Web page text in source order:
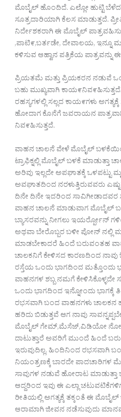
ಮೊಬೈಲ್ ಹೊಂದಿದೆ. ಎಲ್ಲೋ ಹುಟ್ಟಿ
ಸೂತ್ರದಾರಿಯಾಗಿ ಕೆಲಸ ಮಾಡುತ್ತದೆ.
ನಿರ್ದೇಶಕರಾಗಿ ಈ ಮೊಬೈಲ್
,ಪಾಟಿ೯,ಬರ್ತಡೇ, ದೇವಾಲಯ, ಇನ್ನೂ
ಕಳಿಸುವ ಆಹ್ವಾನ ಪತ್ರಿಕೆಯ ಪಾತ್ರವನ್ನು
ಪ್ರಿಯತಮೆ ಮತ್ತು ಪ್ರಿಯಕರನ ನಡುವೆ
ಬಹು ಮುಖ್ಯವಾಗಿ
ರಹಸ್ಯಗಳಲ್ಲಿ ಸಲ್ಲದ ಕಾಯ೯ಗಳು
ಹೋದಾಗ ಕೊನೆಗೆ ಜವರಾಯನ
ನಿವ೯ಹಿಸುತ್ತದೆ.
ವಾಹನ ಚಾಲನೆ ವೇಳೆ ಮೊಬೈಲ್
ಟ್ರಾಫಿಕ್ನಲ್ಲಿ ಮೊಬೈಲ್ ಬಳಕೆ
ಅರಿವು ಇಲ್ಲದೇ ಅಪಘಾತಕ್ಕೆ ಒಳಪಟ್ಟು
ಅವಘಾತದಿಂದ ನರಳುತ್ತಿರುವವರು
ದಿನೇ ದಿನೇ ಇದರಿಂದ ಸಾವಿಗೀಡಾದವರ
ವಾಹನ ಚಾಲನೆ ಮಾಡುವಾಗ ಮೊಬೈಲ್
ಬ್ಯಾಸರವನ್ನು ನೀಗಲು ಇಯರ್ರ್ಪೋನ್
ಅಥವಾ ಬೇರೊಬ್ಬರ ಬಳೀ ಪೋನ್ ನಲ್ಲಿ
ಮಾಡಬೇಕಾದರೆ ಹಿಂದೆ ಬರುವಂತಹ
ಚಾಲಕನಿಗೆ ಕೇಳಿಸದ ಕಾರಣದಿಂದ
ರಸ್ತೆಯ ಒಂದು ಭಾಗದಿಂದ ಮತ್ತೊಂದು
ವಾಹನಗಳ ಶಬ್ಬ ನಮಗೆ ಕೇಳಿಸಿಕೊಳ್ಳದೇ
ಒಂದು ಭಾಗದಿಂದ ಇನ್ನೋಂದು ಭಾಗಕ್ಕೆ
ರಭಸವಾಗಿ ಬಂದ ವಾಹನಗಳು
ಹರಿದು ಬಿಡುತ್ತವೆ ಆಗ ನಾವು
ಮೊಬೈಲ್ ಗೇಮ್,ಮೆಸೆಜ್,ವಿಡಿಯೋ
ದಾಟುತ್ತಾರೆ ಅವರಿಗೆ ಮುಂದೆ ಹಿಂದೆ
ಇರುವುದಿಲ್ಲ. ಹಿಂದಿನಿಂದ ರಭಸವಾಗಿ
ನಿಯಂತ್ರಣಕ್ಕೆ ಬಾರದೇ ಪಾದಚಾರಿಗಳ
ಸಾವುಗಳ ನಡುವೆ ಹೋರಾಟ ಮಾಡುತ್ತಾ
ಆದ್ದರಿಂದ ಇವು ಈ ಎಲ್ಲಾ
ರೀತಿಯಲ್ಲಿ ಅಗತ್ಯಕ್ಕೆ ತಕ್ಕಂತೆ ಈ
ಆರಾಮಾಗಿ ಜೀವನ ನಡೆಸುವುದು